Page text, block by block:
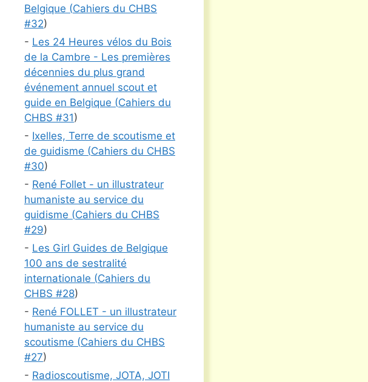
Belgique (Cahiers du CHBS
#32)
- Les 24 Heures vélos du Bois
de la Cambre - Les premières
décennies du plus grand
événement annuel scout et
guide en Belgique (Cahiers du
CHBS #31)
- Ixelles, Terre de scoutisme et
de guidisme (Cahiers du CHBS
#30)
- René Follet - un illustrateur
humaniste au service du
guidisme (Cahiers du CHBS
#29)
- Les Girl Guides de Belgique
100 ans de sestralité
internationale (Cahiers du
CHBS #28)
- René FOLLET - un illustrateur
humaniste au service du
scoutisme (Cahiers du CHBS
#27)
- Radioscoutisme, JOTA, JOTI